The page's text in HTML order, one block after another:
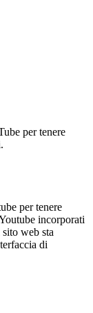
per tenere
per tenere
incorporati
web sta
di